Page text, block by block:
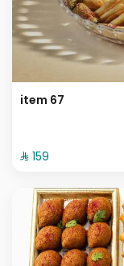
item 67
⁨⁦‪‬ 159⁩